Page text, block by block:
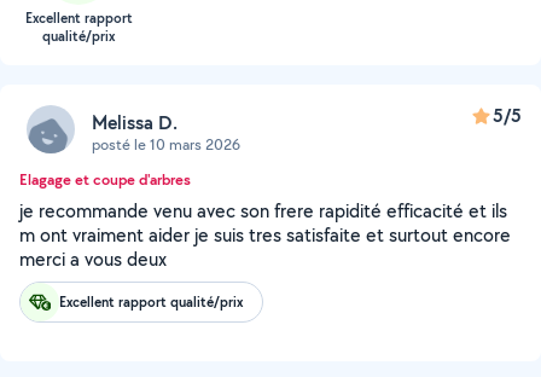
Excellent rapport
qualité/prix
Melissa D.
posté le 10 mars 2026
5/5
Elagage et coupe d'arbres
je recommande venu avec son frere rapidité efficacité et ils
m ont vraiment aider je suis tres satisfaite et surtout encore
merci a vous deux
Excellent rapport qualité/prix